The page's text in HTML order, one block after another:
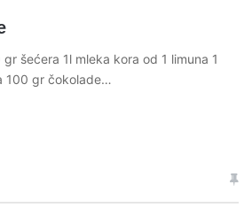
šećera 1l mleka kora od 1 limuna 1
100 gr čokolade…